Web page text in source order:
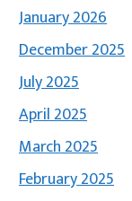
January 2026
December 2025
July 2025
April 2025
March 2025
February 2025